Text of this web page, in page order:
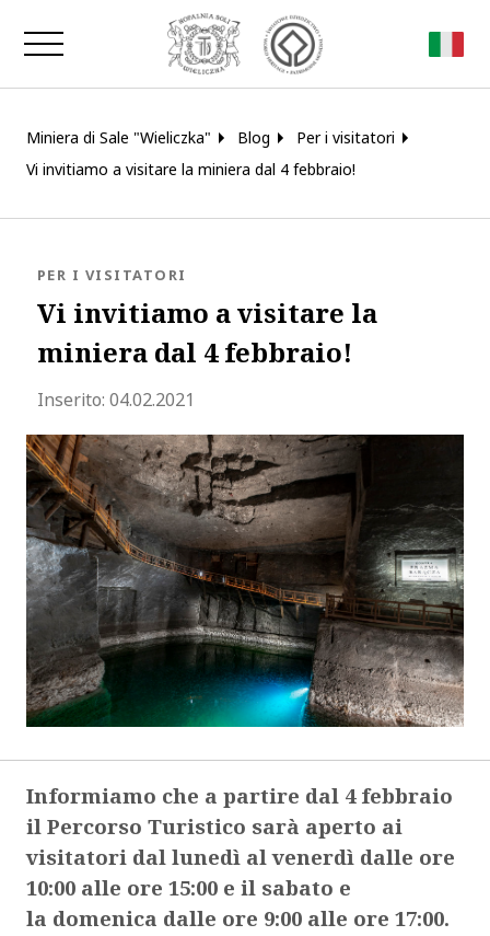
Chiudi la finestra
Miniera di Sale "Wieliczka" Blog
Per i visitatori
Vi invitiamo a visitare la miniera dal 4 febbraio!
Vi invitiamo a visitare la
miniera dal 4 febbraio!
BLOG.CATEGORY
PER I VISITATORI
Inserito: 04.02.2021
Informiamo che a partire dal 4 febbraio
il Percorso Turistico sarà aperto ai
visitatori dal lunedì al venerdì dalle ore
10:00 alle ore 15:00 e il sabato e
la domenica dalle ore 9:00 alle ore 17:00.